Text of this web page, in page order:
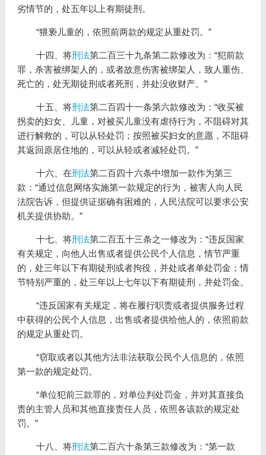
劣情节的，处五年以上有期徒刑。
“猥亵儿童的，依照前两款的规定从重处罚。”
十四、将刑法第二百三十九条第二款修改为：“犯前款
罪，杀害被绑架人的，或者故意伤害被绑架人，致人重伤、
死亡的，处无期徒刑或者死刑，并处没收财产。”
十五、将刑法第二百四十一条第六款修改为：“收买被
拐卖的妇女、儿童，对被买儿童没有虐待行为，不阻碍对其
进行解救的，可以从轻处罚；按照被买妇女的意愿，不阻碍
其返回原居住地的，可以从轻或者减轻处罚。”
十六、在刑法第二百四十六条中增加一款作为第三
款：“通过信息网络实施第一款规定的行为，被害人向人民
法院告诉，但提供证据确有困难的，人民法院可以要求公安
机关提供协助。”
十七、将刑法第二百五十三条之一修改为：“违反国家
有关规定，向他人出售或者提供公民个人信息，情节严重
的，处三年以下有期徒刑或者拘役，并处或者单处罚金；情
节特别严重的，处三年以上七年以下有期徒刑，并处罚金。
“违反国家有关规定，将在履行职责或者提供服务过程
中获得的公民个人信息，出售或者提供给他人的，依照前款
的规定从重处罚。
“窃取或者以其他方法非法获取公民个人信息的，依照
第一款的规定处罚。
“单位犯前三款罪的，对单位判处罚金，并对其直接负
责的主管人员和其他直接责任人员，依照各该款的规定处
罚。”
十八、将刑法第二百六十条第三款修改为：“第一款